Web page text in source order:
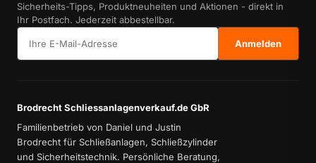
Sicherheits-Tipps, Produktneuheiten und Aktionen - direkt in
Ihr Postfach. Jederzeit abbestellbar.
Anmelden
Brodrecht Schliessanlagenverkauf.de GbR
Familienbetrieb von Daniel und Justin
Brodrecht für Schließanlagen, Schließzylinder
und Sicherheitstechnik. Persönliche Beratung,